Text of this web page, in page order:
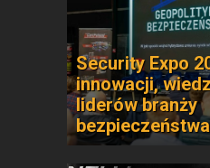
Security Expo
innowacji,
liderów branży
bezpieczeństwa